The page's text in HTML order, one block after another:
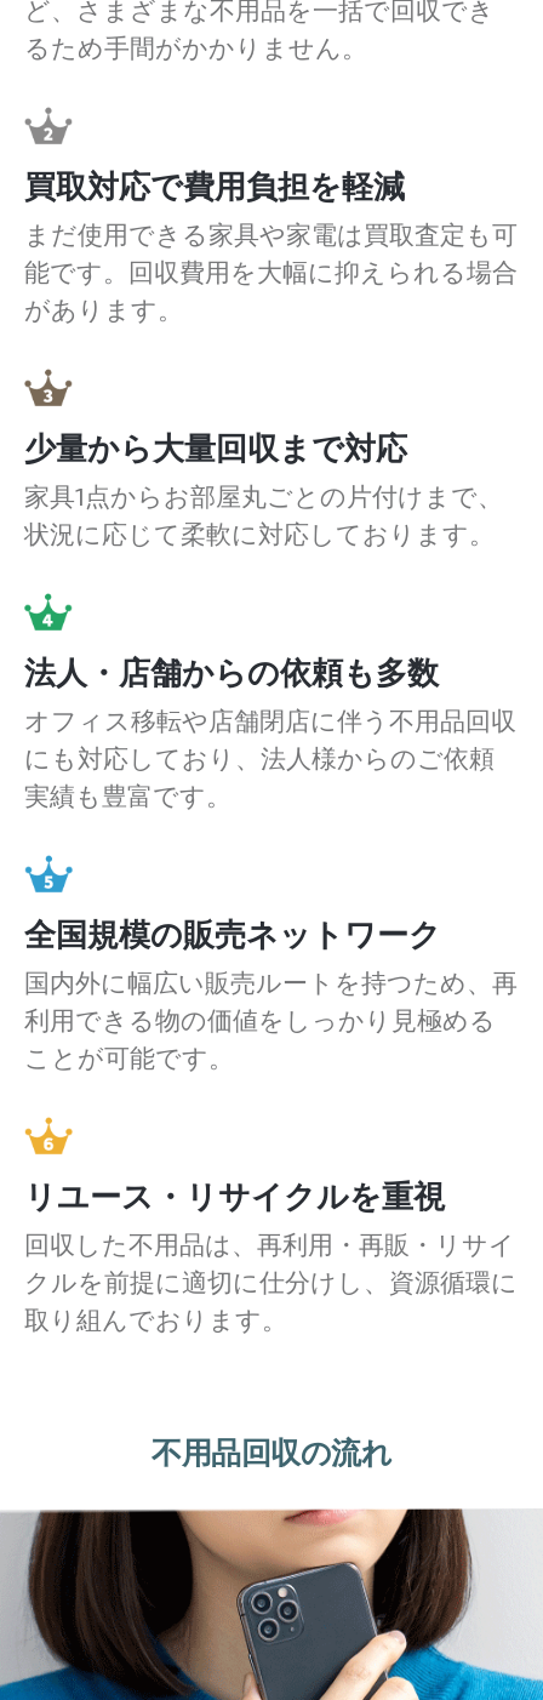
ど、さまざまな不用品を一括で回収でき
るため手間がかかりません。
買取対応で費用負担を軽減
まだ使用できる家具や家電は買取査定も可
能です。回収費用を大幅に抑えられる場合
があります。
少量から大量回収まで対応
家具1点からお部屋丸ごとの片付けまで、
状況に応じて柔軟に対応しております。
法人・店舗からの依頼も多数
オフィス移転や店舗閉店に伴う不用品回収
にも対応しており、法人様からのご依頼
実績も豊富です。
全国規模の販売ネットワーク
国内外に幅広い販売ルートを持つため、再
利用できる物の価値をしっかり見極める
ことが可能です。
リユース・リサイクルを重視
回収した不用品は、再利用・再販・リサイ
クルを前提に適切に仕分けし、資源循環に
取り組んでおります。
不用品回収の流れ